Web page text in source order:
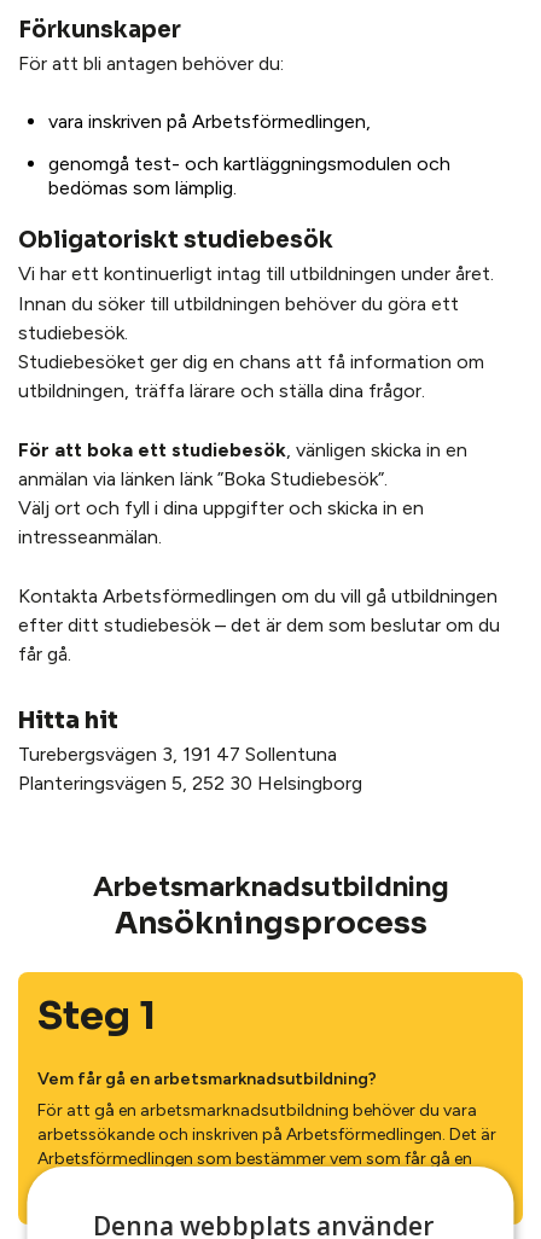
Förkunskaper
För att bli antagen behöver du:
vara inskriven på Arbetsförmedlingen,
genomgå test- och kartläggningsmodulen och
bedömas som lämplig.
Obligatoriskt studiebesök
Vi har ett kontinuerligt intag till utbildningen under året.
Innan du söker till utbildningen behöver du göra ett
studiebesök.
Studiebesöket ger dig en chans att få information om
utbildningen, träffa lärare och ställa dina frågor.
För att boka ett studiebesök , vänligen skicka in en
anmälan via länken länk ”Boka Studiebesök”.
Välj ort och fyll i dina uppgifter och skicka in en
intresseanmälan.
Kontakta Arbetsförmedlingen om du vill gå utbildningen
efter ditt studiebesök – det är dem som beslutar om du
får gå.
Hitta hit
Turebergsvägen 3, 191 47 Sollentuna
Planteringsvägen 5, 252 30 Helsingborg
Arbetsmarknads­utbildning
Ansöknings­process
Steg 1
Vem får gå en arbetsmarknads­utbildning?
För att gå en arbetsmarknads­utbildning behöver du vara
arbets­sökande och inskriven på Arbets­förmedlingen. Det är
Arbetsförmedlingen som bestämmer vem som får gå en
arbetsmarknadsutbildning.
Denna webbplats använder